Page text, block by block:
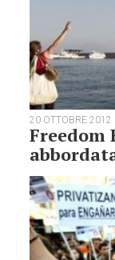
20 OTTOBRE 2012
Freedom